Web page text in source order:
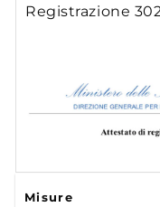
Registrazione
Misure